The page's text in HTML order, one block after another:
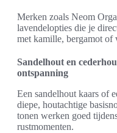
Merken zoals Neom
lavendelopties die je
met kamille, bergamot of
Sandelhout en
ontspanning
Een sandelhout kaars of
diepe, houtachtige
tonen werken goed
rustmomenten.